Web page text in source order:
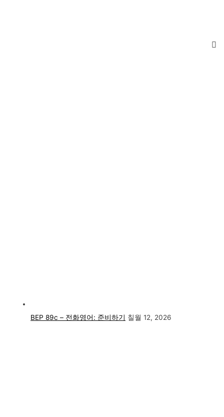
BEP 89c – 전화영어: 준비하기 칠월 12, 2026